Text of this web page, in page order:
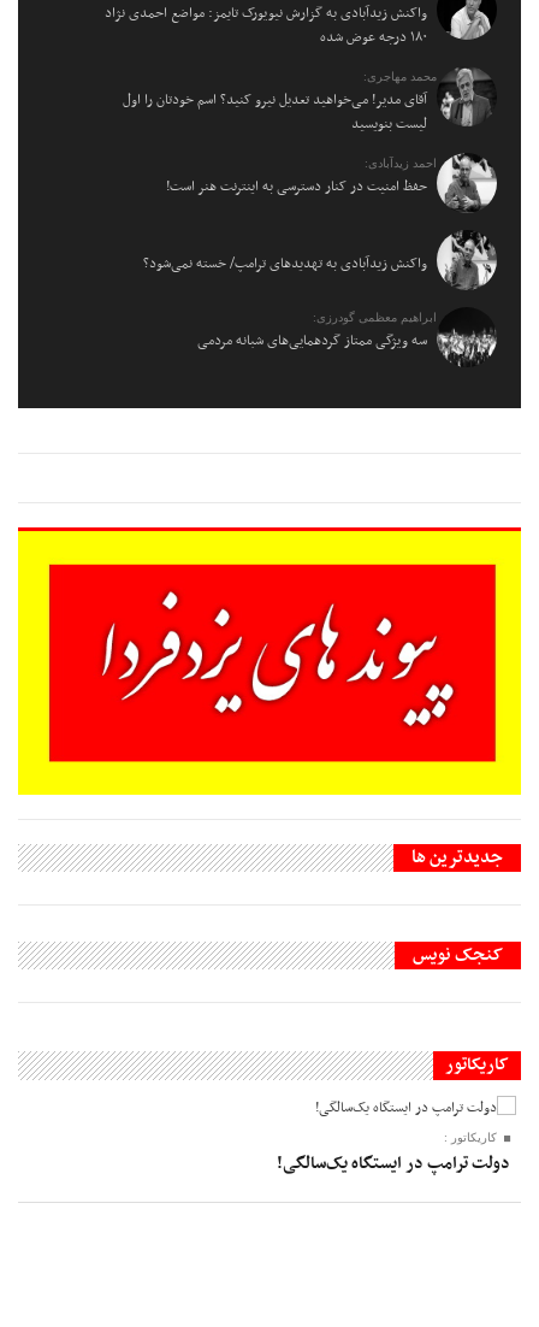
واکنش زیدآبادی به گزارش نیویورک تایمز: مواضع احمدی نژاد
۱۸۰ درجه عوض شده
محمد مهاجری:
آقای مدیر! می‌خواهید تعدیل نیرو کنید؟ اسم خودتان را اول
لیست بنویسید
احمد زیدآبادی:
حفظ امنیت در کنار دسترسی به اینترنت هنر است!
واکنش زیدآبادی به تهدیدهای ترامپ/ خسته نمی‌شود؟
ابراهیم معظمی گودرزی:
سه ویژگی ممتاز گردهمایی‌های شبانه مردمی
جديدترين ها
کنجک نویس
کاریکاتور
کاریکاتور :
دولت ترامپ در ایستگاه یک‌سالگی!